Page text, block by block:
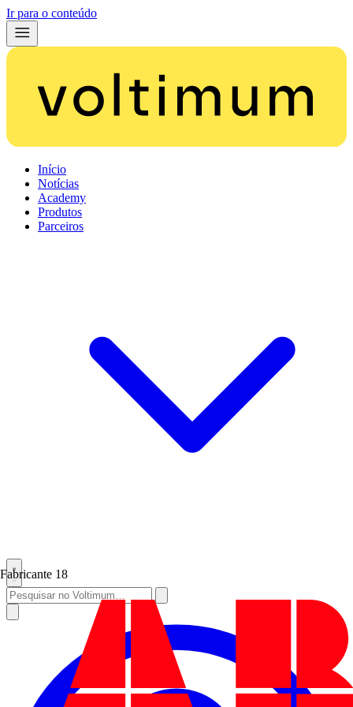
Ir para o conteúdo
Início
Notícias
Academy
Produtos
Parceiros
Fabricante 18